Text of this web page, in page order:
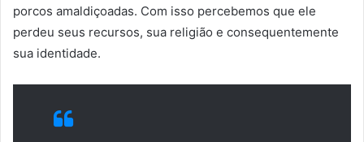
porcos amaldiçoadas. Com isso percebemos que ele
perdeu seus recursos, sua religião e consequentemente
sua identidade.